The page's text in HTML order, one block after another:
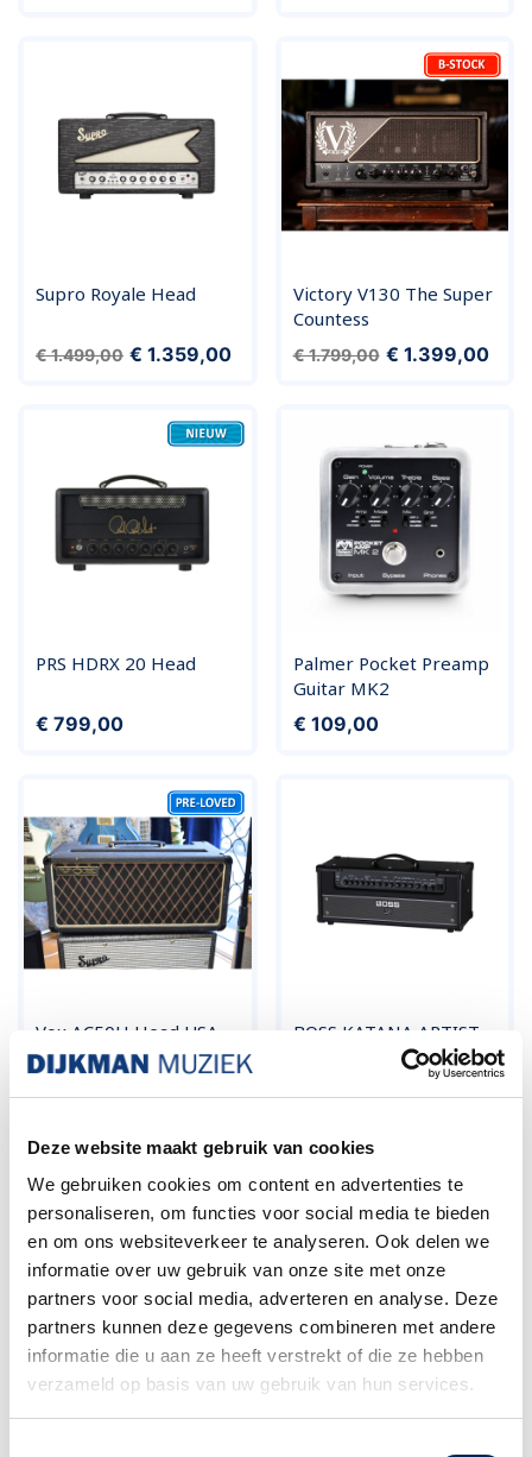
Deze website maakt gebruik van cookies
We gebruiken cookies om content en advertenties te
personaliseren, om functies voor social media te bieden
en om ons websiteverkeer te analyseren. Ook delen we
informatie over uw gebruik van onze site met onze
partners voor social media, adverteren en analyse. Deze
partners kunnen deze gegevens combineren met andere
informatie die u aan ze heeft verstrekt of die ze hebben
verzameld op basis van uw gebruik van hun services.
Supro Royale Head
Normale prijs
€ 1.499,00 Prijs
€ 1.359,00
Victory V130 The Super
Countess
Normale prijs
€ 1.799,00 Prijs
€ 1.399,00
PRS HDRX 20 Head
Prijs
€ 799,00
Palmer Pocket Preamp
Guitar MK2
Prijs
€ 109,00
Vox AC50H Head USA
60s
Prijs
€ 2.090,00
BOSS KATANA ARTIST
Prijs
€ 709,00
BOSS KATANA HEAD
GEN 3
Active Attenuator 8Ω